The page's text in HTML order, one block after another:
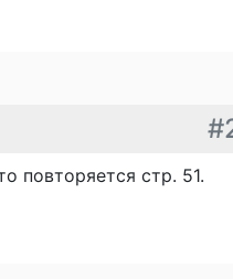
повторяется стр. 51.